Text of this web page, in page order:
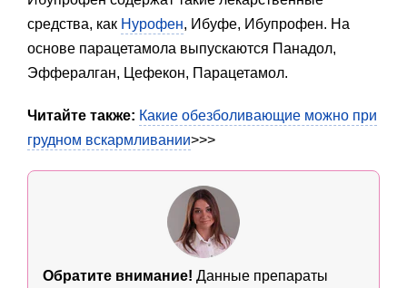
средства, как Нурофен, Ибуфе, Ибупрофен. На
основе парацетамола выпускаются Панадол,
Эффералган, Цефекон, Парацетамол.
Читайте также: Какие обезболивающие можно при
грудном вскармливании>>>
Обратите внимание! Данные препараты